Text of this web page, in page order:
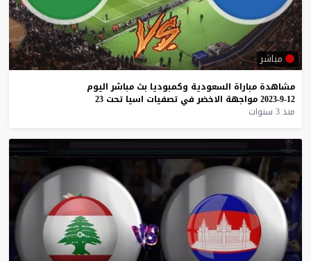
مباشر
مشاهدة مباراة السعودية وكمبوديا بث مباشر اليوم
12-9-2023
مواجهة الاخضر في تصفيات اسيا تحت 23
منذ 3 سنوات